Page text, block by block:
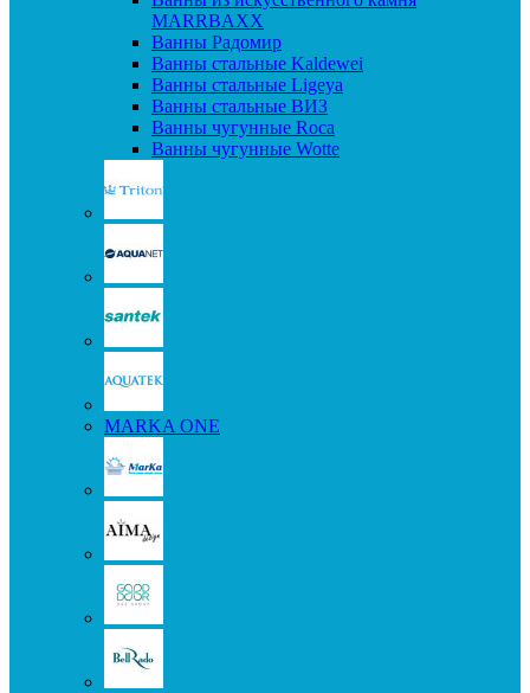
MARRBAXX
Ванны Радомир
Ванны стальные Kaldewei
Ванны стальные Ligeya
Ванны стальные ВИЗ
Ванны чугунные Roca
Ванны чугунные Wotte
MARKA ONE